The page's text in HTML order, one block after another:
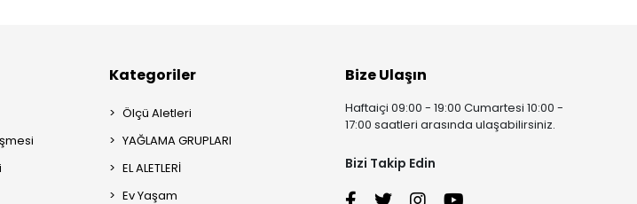
Kategoriler
Ölçü Aletleri
YAĞLAMA GRUPLARI
EL ALETLERİ
Ev Yaşam
Bize Ulaşın
Haftaiçi 09:00 - 19:00 Cumartesi 10:00 -
17:00 saatleri arasında ulaşabilirsiniz.
Bizi Takip Edin